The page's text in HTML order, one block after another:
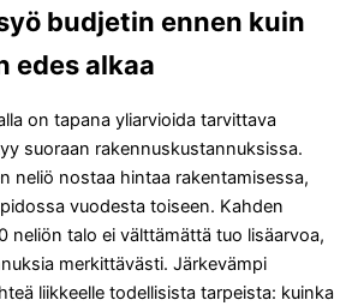
budjetin ennen kuin
edes alkaa
on tapana yliarvioida tarvittava
suoraan rakennuskustannuksissa.
neliö nostaa hintaa rakentamisessa,
vuodesta toiseen. Kahden
neliön talo ei välttämättä tuo lisäarvoa,
merkittävästi. Järkevämpi
liikkeelle todellisista tarpeista: kuinka